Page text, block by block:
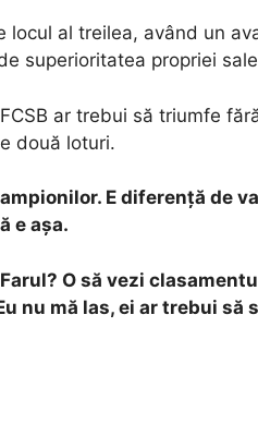
locul al treilea, având un
superioritatea propriei
ar trebui să triumfe
două loturi.
E diferență de
e așa.
O să vezi
nu mă las, ei ar trebui să